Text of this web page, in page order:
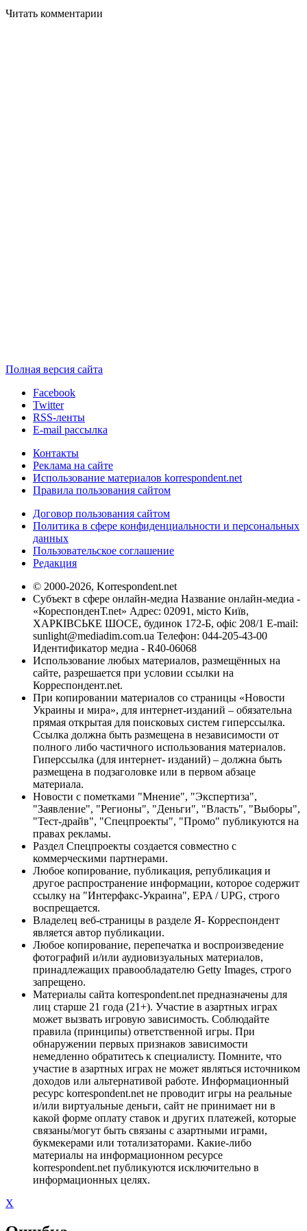
Читать комментарии
Полная версия сайта
Facebook
Twitter
RSS-ленты
E-mail рассылка
Контакты
Реклама на сайте
Использование материалов korrespondent.net
Правила пользования сайтом
Договор пользования сайтом
Политика в сфере конфиденциальности и персональных
данных
Пользовательское соглашение
Редакция
© 2000-2026, Korrespondent.net
Субъект в сфере онлайн-медиа Название онлайн-медиа -
«КореспонденТ.net» Адрес: 02091, місто Київ,
ХАРКІВСЬКЕ ШОСЕ, будинок 172-Б, офіс 208/1 E-mail:
sunlight@mediadim.com.ua Телефон: 044-205-43-00
Идентификатор медиа - R40-06068
Использование любых материалов, размещённых на
сайте, разрешается при условии ссылки на
Корреспондент.net.
При копировании материалов со страницы «Новости
Украины и мира», для интернет-изданий – обязательна
прямая открытая для поисковых систем гиперссылка.
Ссылка должна быть размещена в независимости от
полного либо частичного использования материалов.
Гиперссылка (для интернет- изданий) – должна быть
размещена в подзаголовке или в первом абзаце
материала.
Новости с пометками "Мнение", "Экспертиза",
"Заявление", "Регионы", "Деньги", "Власть", "Выборы",
"Тест-драйв", "Спецпроекты", "Промо" публикуются на
правах рекламы.
Раздел Спецпроекты создается совместно с
коммерческими партнерами.
Любое копирование, публикация, републикация и
другое распространение информации, которое содержит
ссылку на "Интерфакс-Украина", EPA / UPG, строго
воспрещается.
Владелец веб-страницы в разделе Я- Корреспондент
является автор публикации.
Любое копирование, перепечатка и воспроизведение
фотографий и/или аудиовизуальных материалов,
принадлежащих правообладателю Getty Images, строго
запрещено.
Материалы сайта korrespondent.net предназначены для
лиц старше 21 года (21+). Участие в азартных играх
может вызвать игровую зависимость. Соблюдайте
правила (принципы) ответственной игры. При
обнаружении первых признаков зависимости
немедленно обратитесь к специалисту. Помните, что
участие в азартных играх не может являться источником
доходов или альтернативой работе. Информационный
ресурс korrespondent.net не проводит игры на реальные
и/или виртуальные деньги, сайт не принимает ни в
какой форме оплату ставок и других платежей, которые
связаны/могут быть связаны с азартными играми,
букмекерами или тотализаторами. Какие-либо
материалы на информационном ресурсе
korrespondent.net публикуются исключительно в
информационных целях.
X